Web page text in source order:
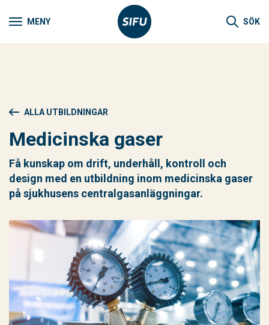
MENY SÖK
ALLA UTBILDNINGAR
Medicinska gaser
Få kunskap om drift, underhåll, kontroll och
design med en utbildning inom medicinska gaser
på sjukhusens centralgasanläggningar.